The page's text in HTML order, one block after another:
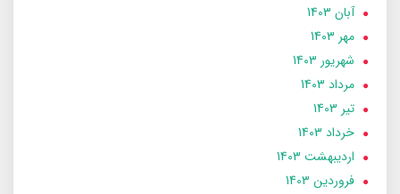
آبان 1403
مهر 1403
شهریور 1403
مرداد 1403
تير 1403
خرداد 1403
ارديبهشت 1403
فروردین 1403